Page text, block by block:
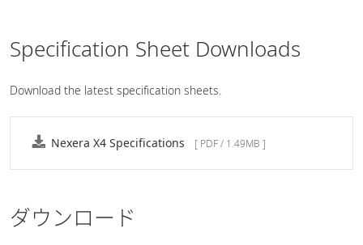
Specification Sheet Downloads
Download the latest specification sheets.
Nexera X4 Specifications [ PDF / 1.49MB ]
ダウンロード